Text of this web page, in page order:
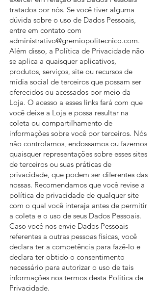
tratados por nós. Se você tiver alguma
dúvida sobre o uso de Dados Pessoais,
entre em contato com
administrativo@gremiopolitecnico.com.
Além disso, a Política de Privacidade não
se aplica a quaisquer aplicativos,
produtos, serviços, site ou recursos de
mídia social de terceiros que possam ser
oferecidos ou acessados por meio da
Loja. O acesso a esses links fará com que
você deixe a Loja e possa resultar na
coleta ou compartilhamento de
informações sobre você por terceiros. Nós
não controlamos, endossamos ou fazemos
quaisquer representações sobre esses sites
de terceiros ou suas práticas de
privacidade, que podem ser diferentes das
nossas. Recomendamos que você revise a
política de privacidade de qualquer site
com o qual você interaja antes de permitir
a coleta e o uso de seus Dados Pessoais.
Caso você nos envie Dados Pessoais
referentes a outras pessoas físicas, você
declara ter a competência para fazê-lo e
declara ter obtido o consentimento
necessário para autorizar o uso de tais
informações nos termos desta Política de
Privacidade.